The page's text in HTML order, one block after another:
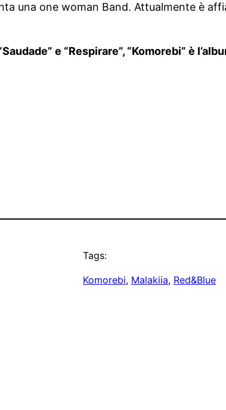
una one woman Band. Attualmente è
e “Respirare”, “Komorebi” è
Tags:
Komorebi, Malakiia, Red&Blue